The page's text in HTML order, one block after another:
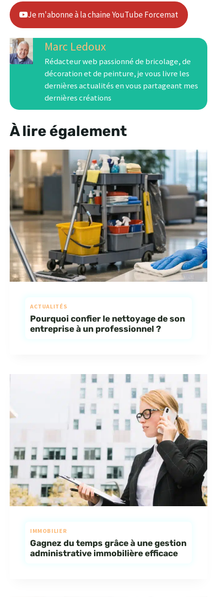
Je m'abonne à la chaine YouTube Forcemat
Marc Ledoux
Rédacteur web passionné de bricolage, de
décoration et de peinture, je vous livre les
dernières actualités en vous partageant mes
dernières créations
À lire également
ACTUALITÉS
Pourquoi confier le nettoyage de son
entreprise à un professionnel ?
IMMOBILIER
Gagnez du temps grâce à une gestion
administrative immobilière efficace